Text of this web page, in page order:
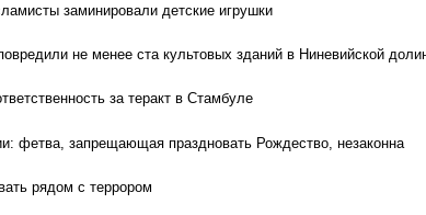
заминировали детские игрушки
не менее ста культовых зданий в Ниневийской
за теракт в Стамбуле
фетва, запрещающая праздновать Рождество, незаконна
рядом с террором